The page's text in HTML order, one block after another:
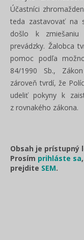
Účastníci
teda zastavovať na
došlo k
prevádzky. Žalobca
pomoc podľa
84/1990 Sb.,
zároveň tvrdí, že
udeliť pokyny k
z rovnakého zákona.
Obsah je prístupný
Prosím prihláste sa
prejdite SEM.